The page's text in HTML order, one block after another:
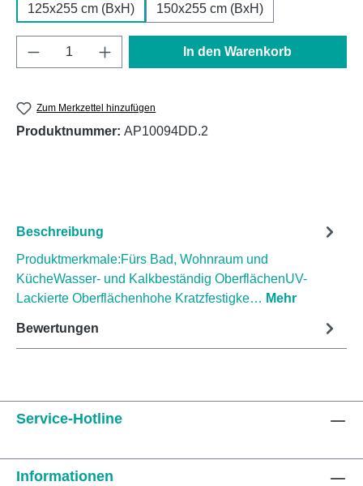
125x255 cm (BxH)
150x255 cm (BxH)
Produkt Anzahl: Gib den gewünschten
In den Warenkorb
Zum Merkzettel hinzufügen
Produktnummer: AP10094DD.2
Beschreibung
Produktmerkmale:Fürs Bad, Wohnraum und
KücheWasser- und Kalkbeständig OberflächenUV-
Lackierte Oberflächenhohe Kratzfestigke… Mehr
Bewertungen
Service-Hotline
Informationen